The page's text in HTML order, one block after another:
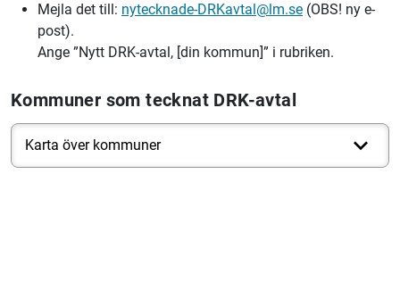
Mejla det till: nytecknade-DRKavtal@lm.se (OBS! ny e-
post).
Ange ”Nytt DRK-avtal, [din kommun]” i rubriken.
Kommuner som tecknat DRK-avtal
Karta över kommuner